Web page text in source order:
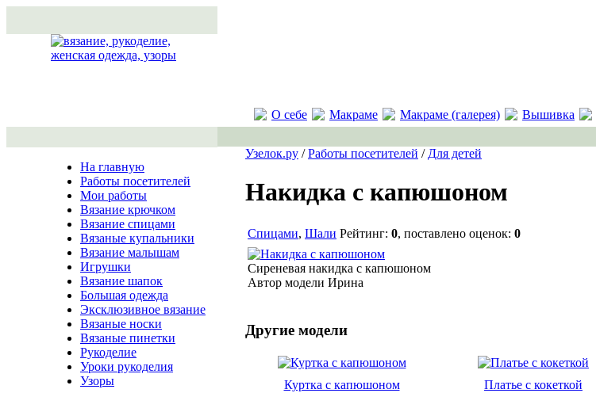
О себе
Макраме Макраме (галерея) Вышивка
На главную
Работы посетителей
Мои работы
Вязание крючком
Вязание спицами
Вязаные купальники
Вязание малышам
Игрушки
Вязание шапок
Большая одежда
Эксклюзивное вязание
Вязаные носки
Вязаные пинетки
Рукоделие
Уроки рукоделия
Узоры
Узелок.ру /Работы посетителей / Для детей
Накидка с капюшоном
Спицами, Шали Рейтинг: 0, поставлено оценок: 0
Сиреневая накидка с капюшоном
Автор модели Ирина
Другие модели
Куртка с капюшоном Платье с кокеткой